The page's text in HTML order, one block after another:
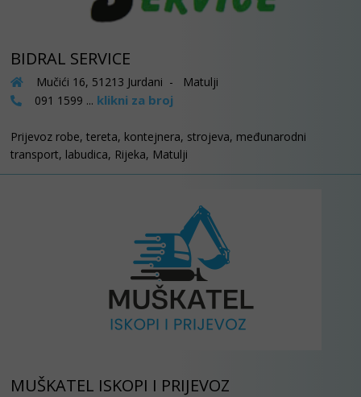
BIDRAL SERVICE
Mučići 16, 51213 Jurdani - Matulji
091 1599 ... klikni za broj
Prijevoz robe, tereta, kontejnera, strojeva, međunarodni
transport, labudica, Rijeka, Matulji
MUŠKATEL ISKOPI I PRIJEVOZ